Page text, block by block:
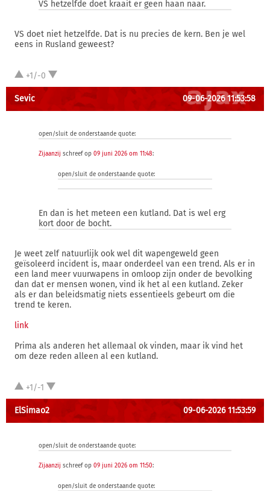
VS hetzelfde doet kraait er geen haan naar.
VS doet niet hetzelfde. Dat is nu precies de kern. Ben je wel
eens in Rusland geweest?
+1/-0
Sevic 09-06-2026 11:53:58
open/sluit de onderstaande quote:
Zijaanzij schreef op 09 juni 2026 om 11:48:
open/sluit de onderstaande quote:
En dan is het meteen een kutland. Dat is wel erg
kort door de bocht.
Je weet zelf natuurlijk ook wel dit wapengeweld geen
geïsoleerd incident is, maar onderdeel van een trend. Als er in
een land meer vuurwapens in omloop zijn onder de bevolking
dan dat er mensen wonen, vind ik het al een kutland. Zeker
als er dan beleidsmatig niets essentieels gebeurt om die
trend te keren.
link
Prima als anderen het allemaal ok vinden, maar ik vind het
om deze reden alleen al een kutland.
+1/-1
ElSimao2 09-06-2026 11:53:59
open/sluit de onderstaande quote:
Zijaanzij schreef op 09 juni 2026 om 11:50:
open/sluit de onderstaande quote: